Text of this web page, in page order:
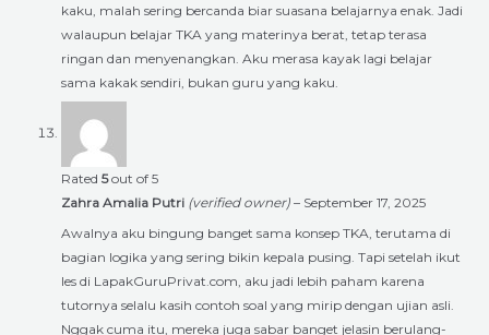
kaku, malah sering bercanda biar suasana belajarnya enak. Jadi
walaupun belajar TKA yang materinya berat, tetap terasa
ringan dan menyenangkan. Aku merasa kayak lagi belajar
sama kakak sendiri, bukan guru yang kaku.
Rated 5out of 5
Zahra Amalia Putri (verified owner) – September 17, 2025
Awalnya aku bingung banget sama konsep TKA, terutama di
bagian logika yang sering bikin kepala pusing. Tapi setelah ikut
les di LapakGuruPrivat.com, aku jadi lebih paham karena
tutornya selalu kasih contoh soal yang mirip dengan ujian asli.
Nggak cuma itu, mereka juga sabar banget jelasin berulang-